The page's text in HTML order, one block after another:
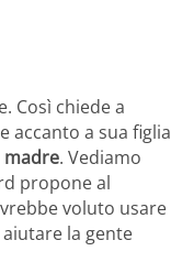
Così chiede a
accanto a sua figlia
madre. Vediamo
propone al
voluto usare
la gente